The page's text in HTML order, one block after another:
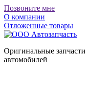
Позвоните мне
О компании
Отложенные товары
Оригинальные
автомобилей